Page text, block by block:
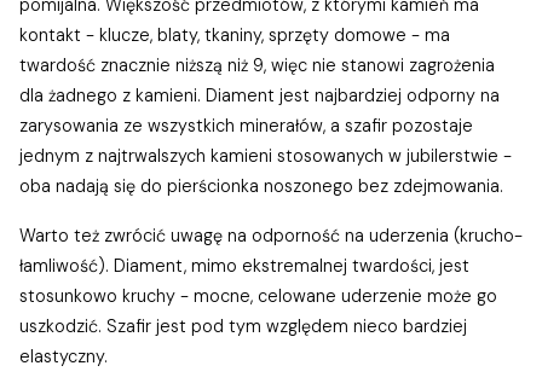
kontakt - klucze, blaty, tkaniny, sprzęty domowe - ma
twardość znacznie niższą niż 9, więc nie stanowi zagrożenia
dla żadnego z kamieni. Diament jest najbardziej odporny na
zarysowania ze wszystkich minerałów, a szafir pozostaje
jednym z najtrwalszych kamieni stosowanych w jubilerstwie -
oba nadają się do pierścionka noszonego bez zdejmowania.
Warto też zwrócić uwagę na odporność na uderzenia (krucho-
łamliwość). Diament, mimo ekstremalnej twardości, jest
stosunkowo kruchy - mocne, celowane uderzenie może go
uszkodzić. Szafir jest pod tym względem nieco bardziej
elastyczny.